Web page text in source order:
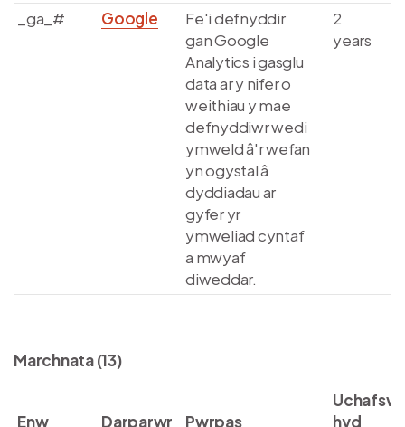
_ga_# Google
Fe'i defnyddir
gan Google
Analytics i gasglu
data ar y nifer o
weithiau y mae
defnyddiwr wedi
ymweld â'r wefan
yn ogystal â
dyddiadau ar
gyfer yr
ymweliad cyntaf
a mwyaf
diweddar.
2
years
Marchnata (13)
Enw Darparwr Pwrpas
hyd